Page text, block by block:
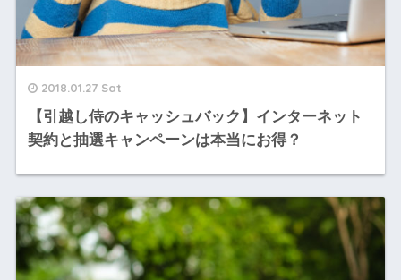
2018.01.27 Sat
【引越し侍のキャッシュバック】インターネット
契約と抽選キャンペーンは本当にお得？